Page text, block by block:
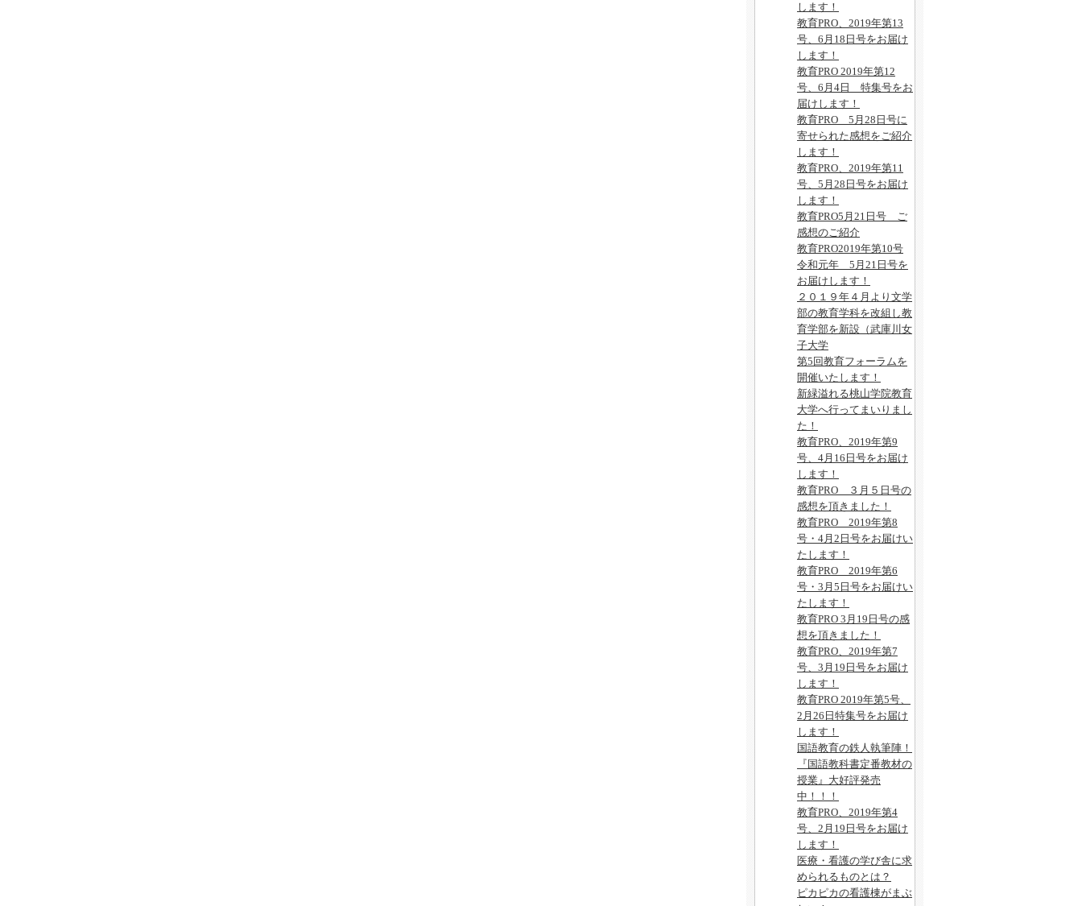
します！
教育PRO、2019年第13
号、6月18日号をお届け
します！
教育PRO 2019年第12
号、6月4日 特集号をお
届けします！
教育PRO 5月28日号に
寄せられた感想をご紹介
します！
教育PRO、2019年第11
号、5月28日号をお届け
します！
教育PRO5月21日号 ご
感想のご紹介
教育PRO2019年第10号
令和元年 5月21日号を
お届けします！
２０１９年４月より文学
部の教育学科を改組し教
育学部を新設（武庫川女
子大学
第5回教育フォーラムを
開催いたします！
新緑溢れる桃山学院教育
大学へ行ってまいりまし
た！
教育PRO、2019年第9
号、4月16日号をお届け
します！
教育PRO ３月５日号の
感想を頂きました！
教育PRO 2019年第8
号・4月2日号をお届けい
たします！
教育PRO 2019年第6
号・3月5日号をお届けい
たします！
教育PRO 3月19日号の感
想を頂きました！
教育PRO、2019年第7
号、3月19日号をお届け
します！
教育PRO 2019年第5号、
2月26日特集号をお届け
します！
国語教育の鉄人執筆陣！
『国語教科書定番教材の
授業』大好評発売
中！！！
教育PRO、2019年第4
号、2月19日号をお届け
します！
医療・看護の学び舎に求
められるものとは？
ピカピカの看護棟がまぶ